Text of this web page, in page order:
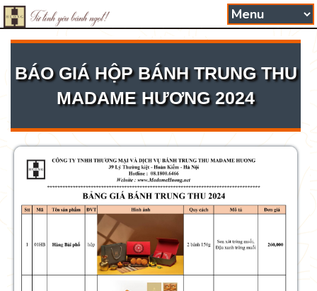
BÁO GIÁ HỘP BÁNH TRUNG THU
MADAME HƯƠNG 2024